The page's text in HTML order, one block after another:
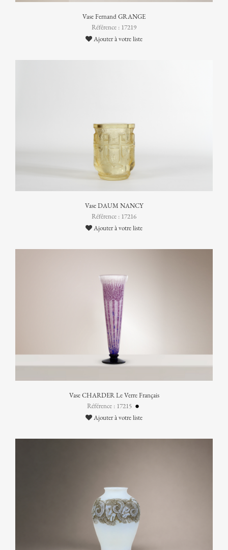
Vase Fernand GRANGE
Référence : 17219
Ajouter à votre liste
Vase DAUM NANCY
Référence : 17216
Ajouter à votre liste
Vase CHARDER Le Verre Français
Référence : 17215
Ajouter à votre liste